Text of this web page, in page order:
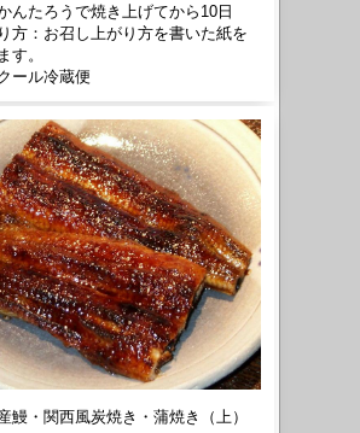
んたろうで焼き上げてから10日
方：お召し上がり方を書いた紙を
す。
ール冷蔵便
鰻・関西風炭焼き・蒲焼き（上）